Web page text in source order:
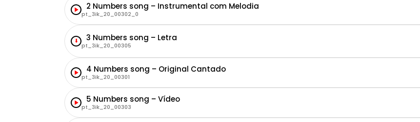
2 Numbers song – Instrumental com Melodia
pt_3ik_20_00302_0
⬇ 3 Numbers song – Letra
pt_3ik_20_00305
4 Numbers song – Original Cantado
pt_3ik_20_00301
5 Numbers song – Vídeo
pt_3ik_20_00303